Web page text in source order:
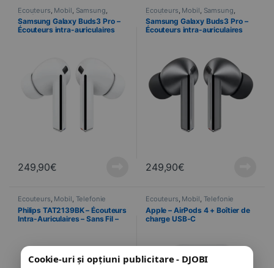
Cookie-uri și opțiuni publicitare - DJOBI
Écouteurs Mobil Samsung
Telefonie
Samsung Galaxy Buds3 Pro –
Écouteurs intra-auriculaires
249,90€
Écouteurs Mobil Samsung
Telefonie
Samsung Galaxy Buds3 Pro –
Écouteurs intra-auriculaires
249,90€
Écouteurs, Mobil, Telefonie
Philips TAT2139BK – Écouteurs
Intra-Auriculaires – Sans Fil –
Écouteurs, Mobil, Telefonie
Apple – AirPods 4 + Boîtier de
charge USB‑C